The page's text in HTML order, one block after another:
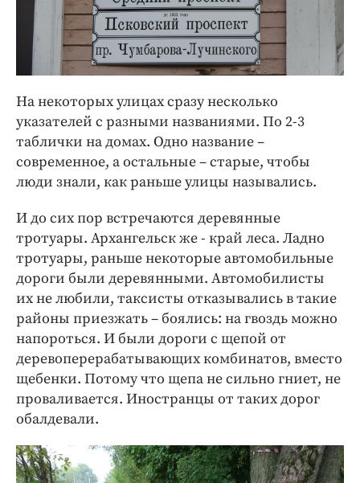
На некоторых улицах сразу несколько
указателей с разными названиями. По 2-3
таблички на домах. Одно название –
современное, а остальные – старые, чтобы
люди знали, как раньше улицы назывались.
И до сих пор встречаются деревянные
тротуары. Архангельск же - край леса. Ладно
тротуары, раньше некоторые автомобильные
дороги были деревянными. Автомобилисты
их не любили, таксисты отказывались в такие
районы приезжать – боялись: на гвоздь можно
напороться. И были дороги с щепой от
деревоперерабатывающих комбинатов, вместо
щебенки. Потому что щепа не сильно гниет, не
проваливается. Иностранцы от таких дорог
обалдевали.